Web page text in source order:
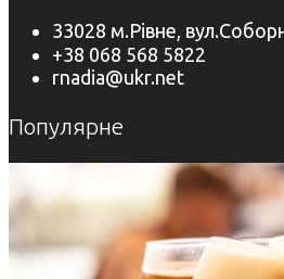
33028 м.Рівне,
+38 068 568 5822
rnadia@ukr.net
Популярне